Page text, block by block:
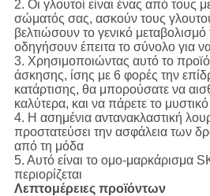
2. Οι γλουτοί είναι ένας από τους
σώματός σας, ασκούν τους
βελτιώσουν το γενικό
οδηγήσουν έπειτα το σύνολο για
3. Χρησιμοποιώντας αυτό το
άσκησης, ίσης με 6 φορές την
κατάρτισης, θα μπορούσατε να
καλύτερα, και να πάρετε το
4. Η ασημένια αντανακλαστική
προστατεύσει την ασφάλεια των
από τη μόδα
5. Αυτό είναι το ομο-μαρκάρισμα
περιορίζεται
Λεπτομέρειες προϊόντων